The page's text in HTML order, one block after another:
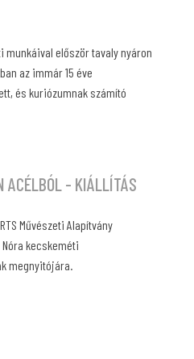
munkáival először tavaly nyáron
az immár 15 éve
és kuriózumnak számító
ACÉLBÓL - KIÁLLÍTÁS
Művészeti Alapítvány
kecskeméti
megnyitójára.